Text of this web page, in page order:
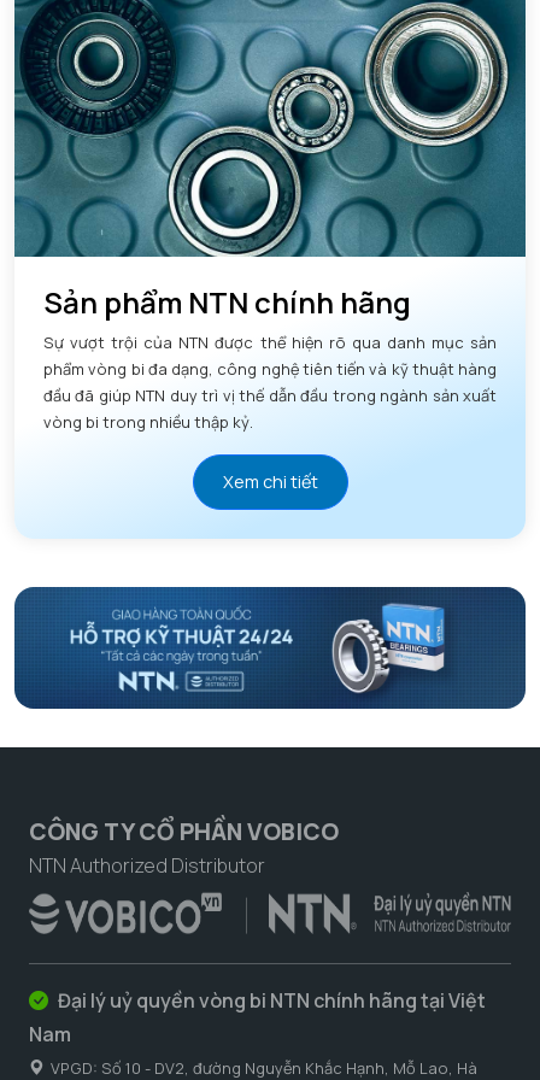
Sản phẩm NTN chính hãng
Sự vượt trội của NTN được thể hiện rõ qua danh mục sản
phẩm vòng bi đa dạng, công nghệ tiên tiến và kỹ thuật hàng
đầu đã giúp NTN duy trì vị thế dẫn đầu trong ngành sản xuất
vòng bi trong nhiều thập kỷ.
Xem chi tiết
CÔNG TY CỔ PHẦN VOBICO
NTN Authorized Distributor
Đại lý uỷ quyền vòng bi NTN chính hãng tại Việt
Nam
VPGD: Số 10 - DV2, đường Nguyễn Khắc Hạnh, Mỗ Lao, Hà